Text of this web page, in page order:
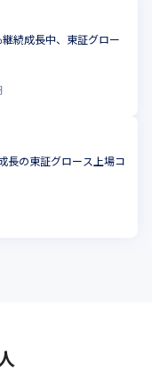
継続成長中、東証グロー
長の東証グロース上場コ